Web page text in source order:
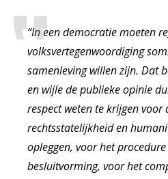
“In een democratie moeten
volksvertegenwoordiging
samenleving willen zijn. Dat
en wijle de publieke opinie
respect weten te krijgen voor
rechtsstatelijkheid en
opleggen, voor het
besluitvorming, voor het